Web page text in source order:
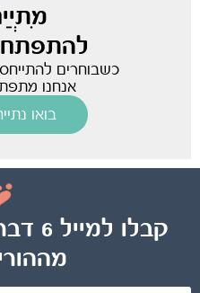
כשבוחרים
אנחנו
בואו